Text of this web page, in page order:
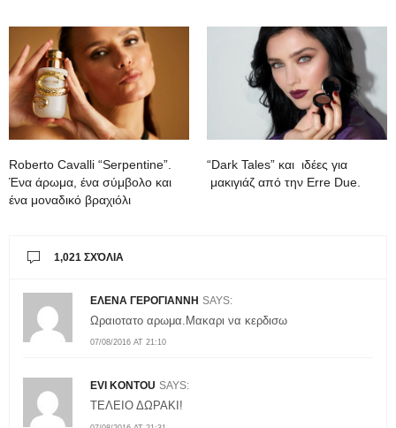
Roberto Cavalli “Serpentine”.
Ένα άρωμα, ένα σύμβολο και
ένα μοναδικό βραχιόλι
“Dark Tales” και ιδέες για
μακιγιάζ από την Erre Due.
1,021 ΣΧΌΛΙΑ
ΕΛΕΝΑ ΓΕΡΟΓΙΑΝΝΗ SAYS:
07/08/2016 AT 21:10
Ωραιοτατο αρωμα.Μακαρι να κερδισω
EVI KONTOU SAYS:
ΤΕΛΕΙΟ ΔΩΡΑΚΙ!